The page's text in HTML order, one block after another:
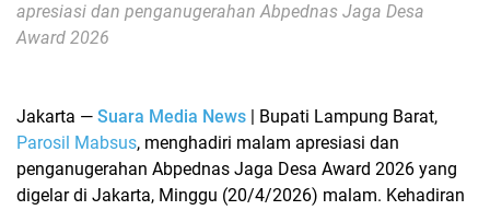
apresiasi dan penganugerahanAbpednas Jaga Desa
Award 2026
Jakarta — Suara Media News
| Bupati Lampung Barat,
Parosil Mabsus, menghadiri malam apresiasi dan
penganugerahan Abpednas Jaga Desa Award 2026 yang
digelar di Jakarta, Minggu (20/4/2026) malam. Kehadiran